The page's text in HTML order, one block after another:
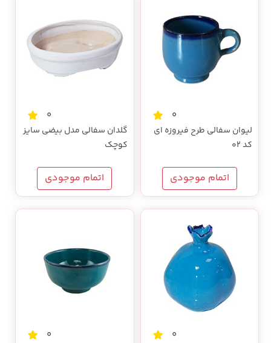
0
لیوان سفالی طرح فیروزه ای
کد 02
اتمام موجودی
0
گلدان سفالی مدل بیضی سایز
کوچک
اتمام موجودی
0
0